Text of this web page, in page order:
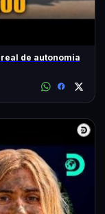
de autonomia